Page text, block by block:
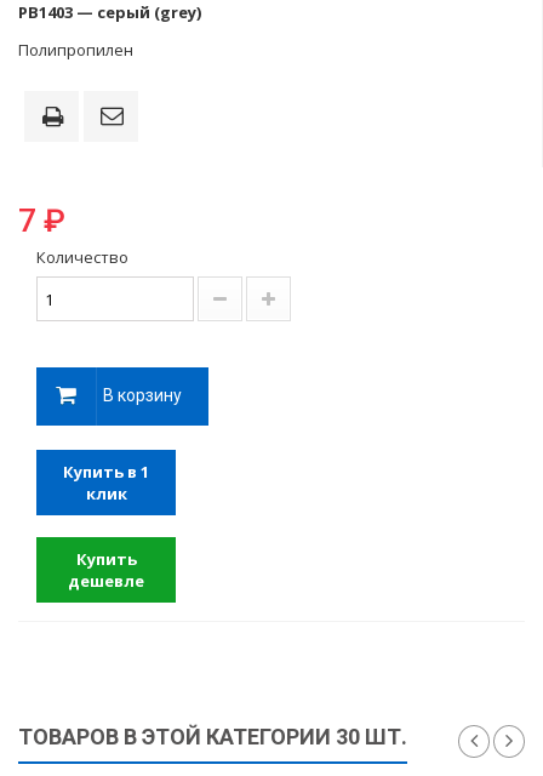
PB1403 — серый (grey)
Полипропилен
7 ₽
Количество
В корзину
Купить в 1
клик
Купить
дешевле
ТОВАРОВ В ЭТОЙ КАТЕГОРИИ 30 ШТ.